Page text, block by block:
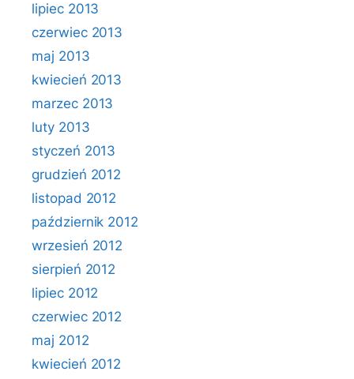
lipiec 2013
czerwiec 2013
maj 2013
kwiecień 2013
marzec 2013
luty 2013
styczeń 2013
grudzień 2012
listopad 2012
październik 2012
wrzesień 2012
sierpień 2012
lipiec 2012
czerwiec 2012
maj 2012
kwiecień 2012